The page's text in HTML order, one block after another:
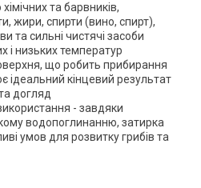
хімічних та барвників,
жири, спирти (вино, спирт),
та сильні чистячі засоби
і низьких температур
що робить прибирання
ідеальний кінцевий результат
догляд
- завдяки
водопоглинанню, затирка
умов для розвитку грибів та